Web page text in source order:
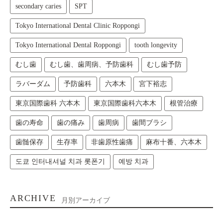
secondary caries SPT
Tokyo International Dental Clinic Roppongi
Tokyo International Dental Roppongi tooth longevity
むし歯 むし歯、歯周病、予防歯科 むし歯予防
ラバーダム 予防歯科 六本木 宮下裕志
東京国際歯科 六本木 東京国際歯科六本木 根管治療
歯の寿命 歯の痛み 歯周病 歯間ブラシ
歯髄保存 生存率 非歯原性歯痛 麻布十番、六本木
도쿄 인터내셔널 치과 롯폰기 예방 치과
ARCHIVE 月別アーカイブ